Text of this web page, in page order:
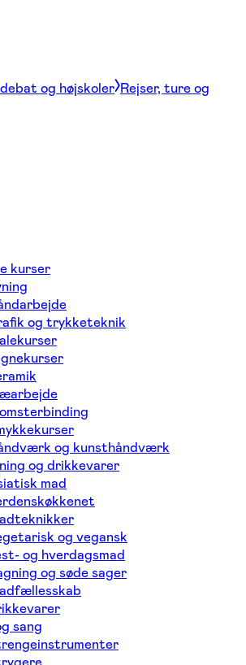
og højskoler Rejser, ture og
kurser
og trykketeknik
og kunsthåndværk
og drikkevarer
mad
og vegansk
og hverdagsmad
og søde sager
sang